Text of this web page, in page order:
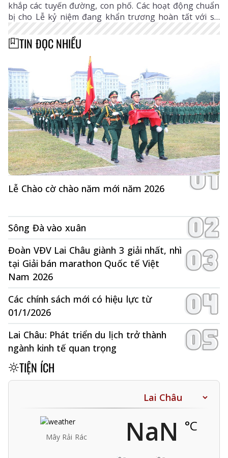
khắp các tuyến đường, con phố. Các hoạt động chuẩn
bị cho Lễ kỷ niệm đang khẩn trương hoàn tất với sự
vũ trang và các tầng lớp Nhân dân trong tỉnh.
TIN ĐỌC NHIỀU
Lễ Chào cờ chào năm mới năm 2026
Sông Đà vào xuân
Đoàn VĐV Lai Châu giành 3 giải nhất, nhì
tại Giải bán marathon Quốc tế Việt
Nam 2026
Các chính sách mới có hiệu lực từ
01/1/2026
Lai Châu: Phát triển du lịch trở thành
ngành kinh tế quan trọng
TIỆN ÍCH
Mây Rải Rác NaN °C